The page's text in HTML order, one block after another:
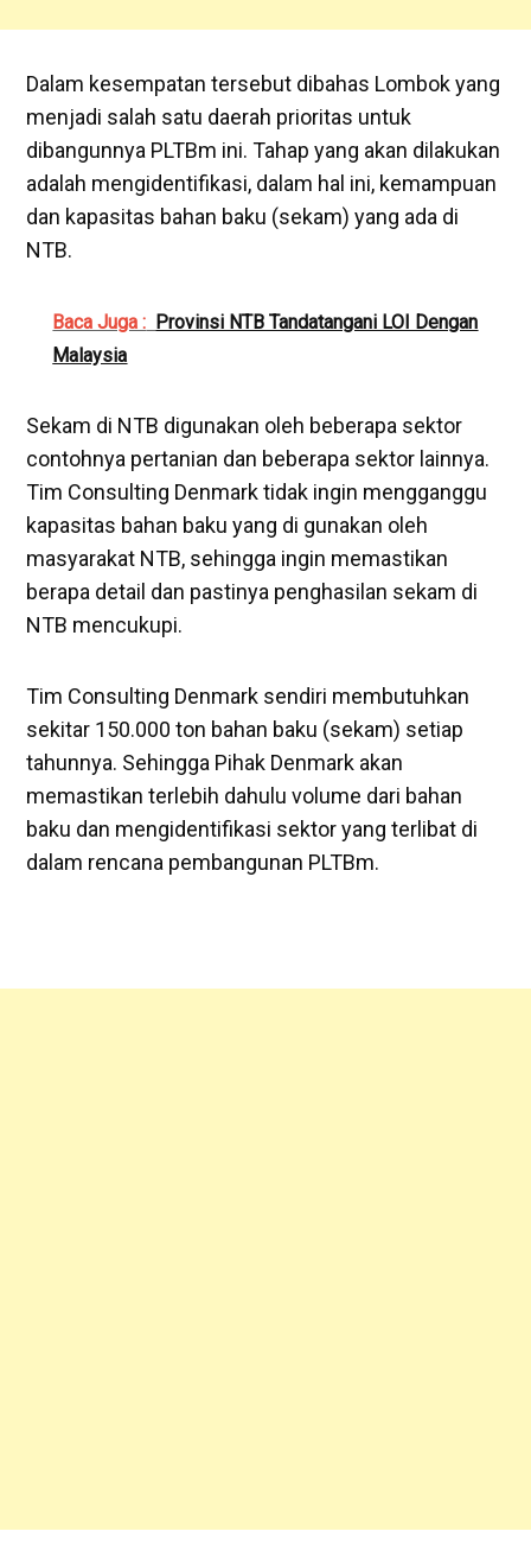
Dalam kesempatan tersebut dibahas Lombok yang
menjadi salah satu daerah prioritas untuk
dibangunnya PLTBm ini. Tahap yang akan dilakukan
adalah mengidentifikasi, dalam hal ini, kemampuan
dan kapasitas bahan baku (sekam) yang ada di
NTB.
Baca Juga : Provinsi NTB Tandatangani LOI Dengan
Malaysia
Sekam di NTB digunakan oleh beberapa sektor
contohnya pertanian dan beberapa sektor lainnya.
Tim Consulting Denmark tidak ingin mengganggu
kapasitas bahan baku yang di gunakan oleh
masyarakat NTB, sehingga ingin memastikan
berapa detail dan pastinya penghasilan sekam di
NTB mencukupi.
Tim Consulting Denmark sendiri membutuhkan
sekitar 150.000 ton bahan baku (sekam) setiap
tahunnya. Sehingga Pihak Denmark akan
memastikan terlebih dahulu volume dari bahan
baku dan mengidentifikasi sektor yang terlibat di
dalam rencana pembangunan PLTBm.